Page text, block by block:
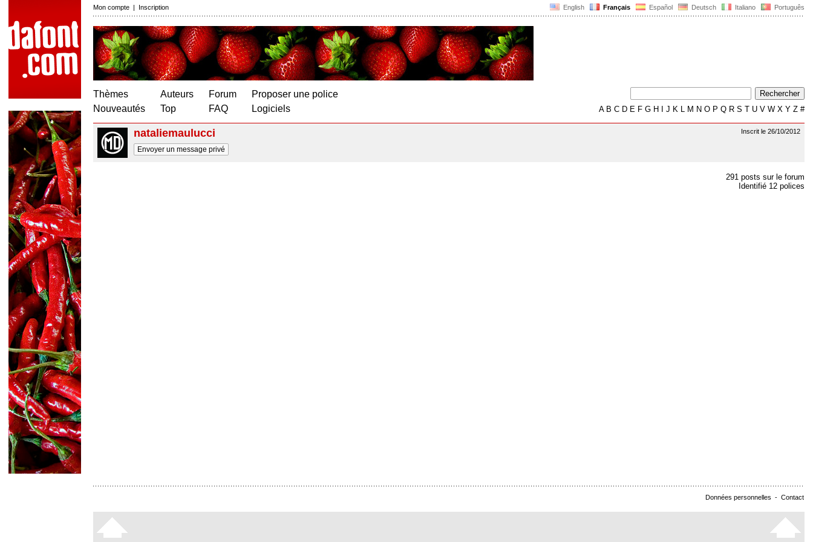
English Français Español Deutsch Italiano Português
Mon compte | Inscription
Thèmes
Nouveautés
Auteurs
Top
Forum
FAQ
Proposer une police
Logiciels
AB C D E F G H J K L M N O P Q R S T U V W X Y Z #
Inscrit le 26/10/2012
nataliemaulucci
Envoyer un message privé
291 posts sur le forum
Identifié 12 polices
Données personnelles - Contact